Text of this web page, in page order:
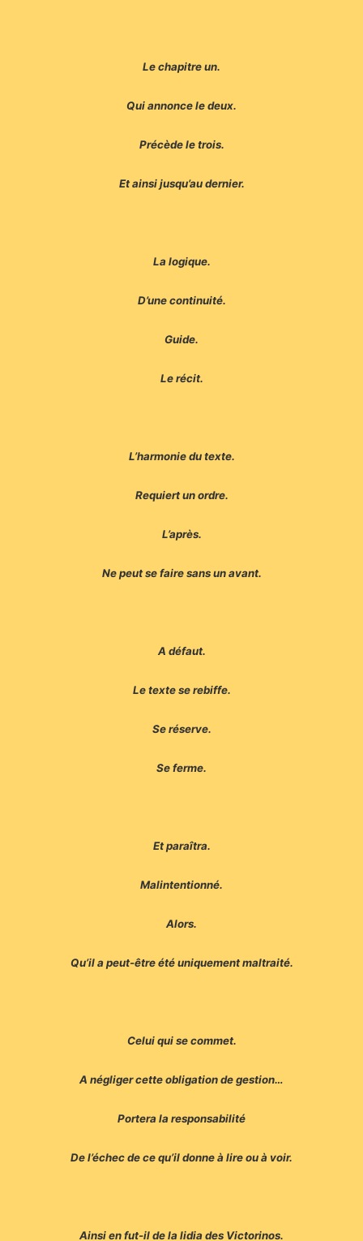
Le chapitre un.
Qui annonce le deux.
Précède le trois.
Et ainsi jusqu’au dernier.
La logique.
D’une continuité.
Guide.
Le récit.
L’harmonie du texte.
Requiert un ordre.
L’après.
Ne peut se faire sans un avant.
A défaut.
Le texte se rebiffe.
Se réserve.
Se ferme.
Et paraîtra.
Malintentionné.
Alors.
Qu’il a peut-être été uniquement maltraité.
Celui qui se commet.
A négliger cette obligation de gestion…
Portera la responsabilité
De l’échec de ce qu’il donne à lire ou à voir.
Ainsi en fut-il de la lidia des Victorinos.